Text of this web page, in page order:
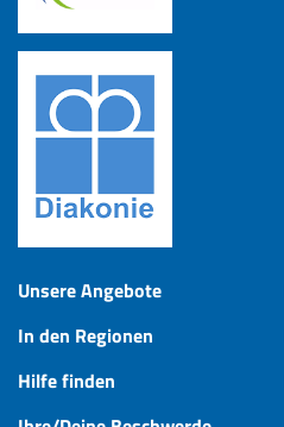
Unsere Angebote
In den Regionen
Hilfe finden